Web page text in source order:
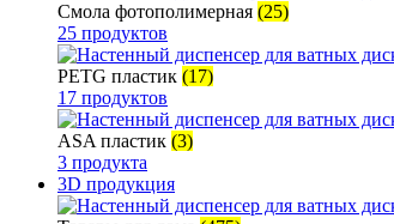
Смола фотополимерная (25)
25 продуктов
PETG пластик (17)
17 продуктов
ASA пластик (3)
3 продукта
3D продукция